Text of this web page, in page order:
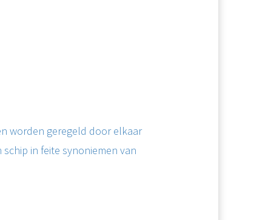
worden geregeld door elkaar
in feite synoniemen van